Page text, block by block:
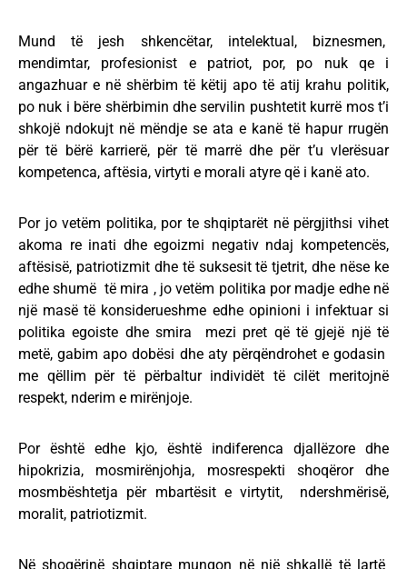
Mund të jesh shkencëtar, intelektual, biznesmen,
mendimtar, profesionist e patriot, por, po nuk qe i
angazhuar e në shërbim të këtij apo të atij krahu politik,
po nuk i bëre shërbimin dhe servilin pushtetit kurrë mos t’i
shkojë ndokujt në mëndje se ata e kanë të hapur rrugën
për të bërë karrierë, për të marrë dhe për t’u vlerësuar
kompetenca, aftësia, virtyti e morali atyre që i kanë ato.
Por jo vetëm politika, por te shqiptarët në përgjithsi vihet
akoma re inati dhe egoizmi negativ ndaj kompetencës,
aftësisë, patriotizmit dhe të suksesit të tjetrit, dhe nëse ke
edhe shumë të mira , jo vetëm politika por madje edhe në
një masë të konsiderueshme edhe opinioni i infektuar si
politika egoiste dhe smira mezi pret që të gjejë një të
metë, gabim apo dobësi dhe aty përqëndrohet e godasin
me qëllim për të përbaltur individët të cilët meritojnë
respekt, nderim e mirënjoje.
Por është edhe kjo, është indiferenca djallëzore dhe
hipokrizia, mosmirënjohja, mosrespekti shoqëror dhe
mosmbështetja për mbartësit e virtytit, ndershmërisë,
moralit, patriotizmit.
Në shoqërinë shqiptare mungon në një shkallë të lartë